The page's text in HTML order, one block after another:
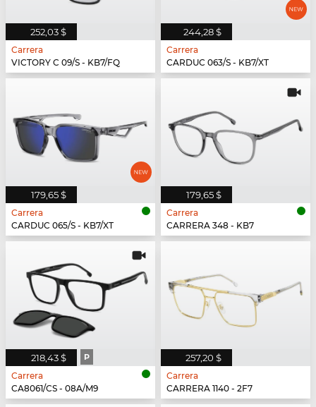
252,03 $
Carrera
VICTORY C 09/S - KB7/FQ
244,28 $
Carrera
CARDUC 063/S - KB7/XT
179,65 $
Carrera
CARDUC 065/S - KB7/XT
179,65 $
Carrera
CARRERA 348 - KB7
218,43 $ P
Carrera
CA8061/CS - 08A/M9
257,20 $
Carrera
CARRERA 1140 - 2F7